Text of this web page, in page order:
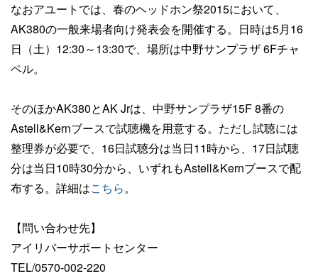
なおアユートでは、春のヘッドホン祭2015において、
AK380の一般来場者向け発表会を開催する。日時は5月16
日（土）12:30～13:30で、場所は中野サンプラザ 6Fチャ
ペル。
そのほかAK380とAK Jrは、中野サンプラザ15F 8番の
Astell&Kernブースで試聴機を用意する。ただし試聴には
整理券が必要で、16日試聴分は当日11時から、17日試聴
分は当日10時30分から、いずれもAstell&Kernブースで配
布する。詳細はこちら。
【問い合わせ先】
アイリバーサポートセンター
TEL/0570-002-220